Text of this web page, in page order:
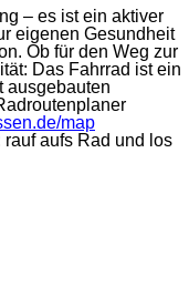
– es ist ein aktiver
eigenen Gesundheit
Ob für den Weg zur
Das Fahrrad ist ein
ausgebauten
map
aufs Rad und los